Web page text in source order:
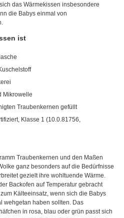
das Wärmekissen insbesondere
die Babys einmal von
ist
Mikrowelle
Traubenkernen gefüllt
Klasse 1 (10.0.81756,
Traubenkernen und den Maßen
ganz besonders auf die Bedürfnisse
gezielt ihre wohltuende Wärme.
Backofen auf Temperatur gebracht
Kälteeinsatz, wenn sich die Babys
wehgetan haben sollten. Das
in rosa, blau oder grün passt sich